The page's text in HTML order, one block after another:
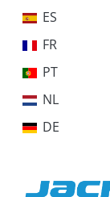
ES
FR
PT
NL
DE